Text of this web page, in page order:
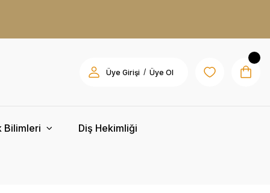
Üye Girişi / Üye Ol
Bilimleri Diş Hekimliği